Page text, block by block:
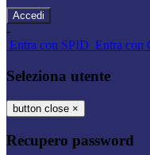
-
Entra con SPID Entra con
Seleziona utente
button close ×
Recupero password